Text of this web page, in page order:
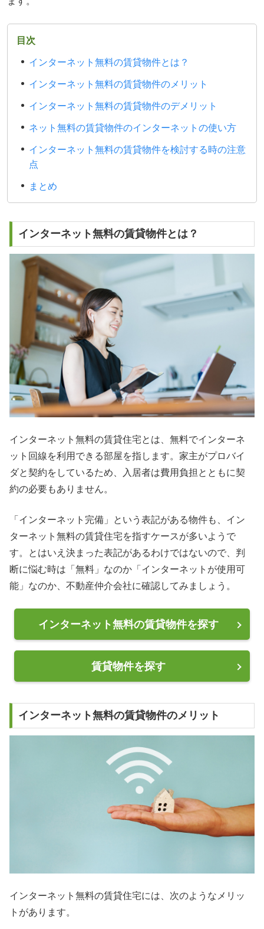
目次
インターネット無料の賃貸物件とは？
インターネット無料の賃貸物件のメリット
インターネット無料の賃貸物件のデメリット
ネット無料の賃貸物件のインターネットの使い方
インターネット無料の賃貸物件を検討する時の注意
点
まとめ
インターネット無料の賃貸物件とは？
インターネット無料の賃貸住宅とは、無料でインターネ
ット回線を利用できる部屋を指します。家主がプロバイ
ダと契約をしているため、入居者は費用負担とともに契
約の必要もありません。
「インターネット完備」という表記がある物件も、イン
ターネット無料の賃貸住宅を指すケースが多いようで
す。とはいえ決まった表記があるわけではないので、判
断に悩む時は「無料」なのか「インターネットが使用可
能」なのか、不動産仲介会社に確認してみましょう。
インターネット無料の賃貸物件を探す
賃貸物件を探す
インターネット無料の賃貸物件のメリット
インターネット無料の賃貸住宅には、次のようなメリッ
トがあります。